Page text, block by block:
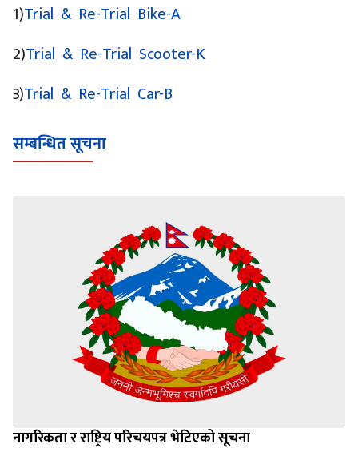
1)Trial & Re-Trial Bike-A
2)Trial & Re-Trial Scooter-K
3)Trial & Re-Trial Car-B
सम्बन्धित सूचना
नागरिकता र राष्ट्रिय परिचयपत्र भेटिएको सूचना